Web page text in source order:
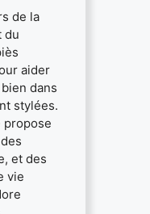
de la
du
aider
dans
stylées.
propose
et des
vie